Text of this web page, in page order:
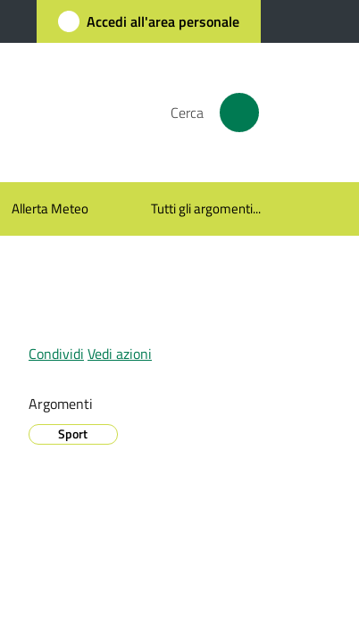
Accedi all'area personale
Cerca
Allerta Meteo Tutti gli argomenti...
Condividi Vedi azioni
Argomenti
Sport